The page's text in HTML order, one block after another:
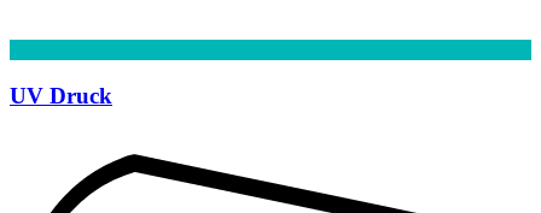
UV Druck